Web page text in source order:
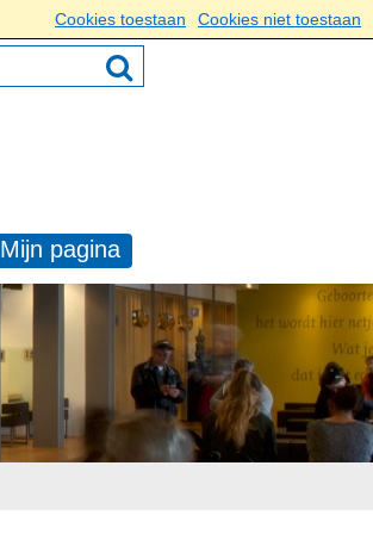
Cookies toestaan Cookies niet toestaan
Mijn pagina